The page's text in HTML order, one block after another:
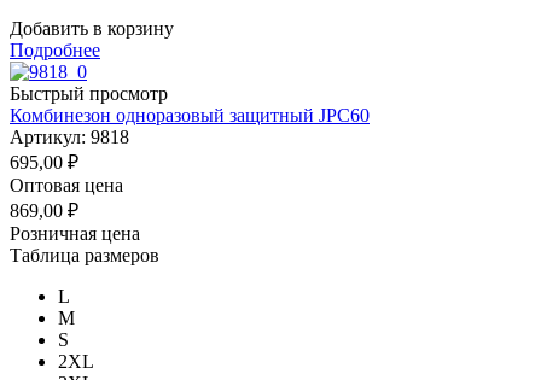
Добавить в корзину
Подробнее
Быстрый просмотр
Комбинезон одноразовый защитный JPC60
Артикул: 9818
695,00 ₽
Оптовая цена
869,00 ₽
Розничная цена
Таблица размеров
L
M
S
2XL